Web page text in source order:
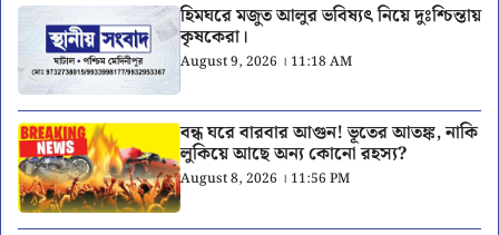
হিমঘরে মজুত আলুর ভবিষ্যৎ নিয়ে দুঃশ্চিন্তায়
কৃষকেরা।
August 9, 2026 । 11:18 AM
বন্ধ ঘরে বারবার আগুন! ভূতের আতঙ্ক, নাকি
লুকিয়ে আছে অন্য কোনো রহস্য?
August 8, 2026 । 11:56 PM